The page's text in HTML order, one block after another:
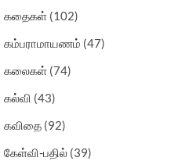
கதைகள் (102)
கம்பராமாயணம் (47)
கலைகள் (74)
கல்வி (43)
கவிதை (92)
கேள்வி-பதில் (39)